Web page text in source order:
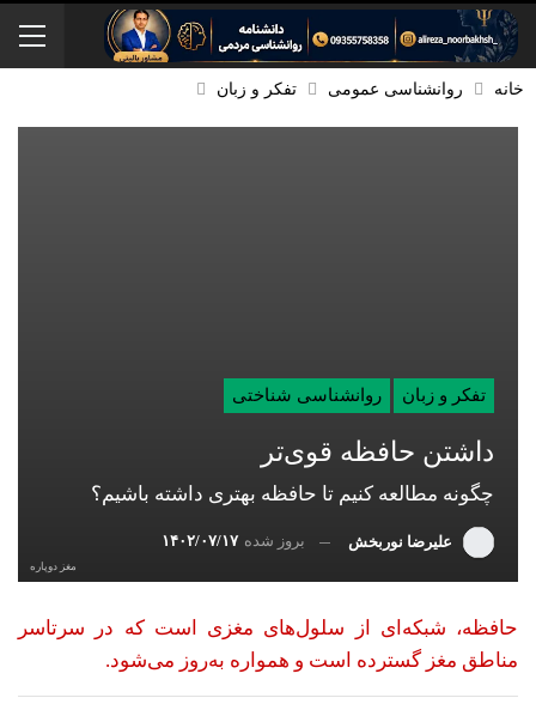
خانه روانشناسی عمومی تفکر و زبان
تفکر و زبان روانشناسی شناختی
داشتن حافظه قوی‌تر
چگونه مطالعه کنیم تا حافظه بهتری داشته باشیم؟
علیرضا نوربخش بروز شده ۱۴۰۲/۰۷/۱۷
مغز دوپاره
حافظه، شبکه‌ای از سلول‌های مغزی است که در سرتاسر
مناطق مغز گسترده است و همواره به‌روز می‌شود.